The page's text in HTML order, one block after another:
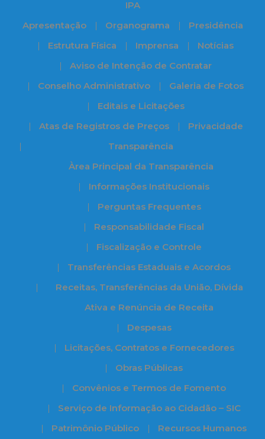
IPA
Apresentação
Organograma
Presidência
Estrutura Física
Imprensa
Notícias
Aviso de Intenção de Contratar
Conselho Administrativo
Galeria de Fotos
Editais e Licitações
Atas de Registros de Preços
Privacidade
Transparência
Àrea Principal da Transparência
Informações Institucionais
Perguntas Frequentes
Responsabilidade Fiscal
Fiscalização e Controle
Transferências Estaduais e Acordos
Receitas, Transferências da União, Dívida
Ativa e Renúncia de Receita
Despesas
Licitações, Contratos e Fornecedores
Obras Públicas
Convênios e Termos de Fomento
Serviço de Informação ao Cidadão – SIC
Patrimônio Público
Recursos Humanos